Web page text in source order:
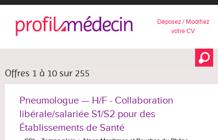
Déposez / Modifiez
votre CV
Offres 1 à 10 sur 255
Pneumologue — H/F - Collaboration
libérale/salariée S1/S2 pour des
Établissements de Santé